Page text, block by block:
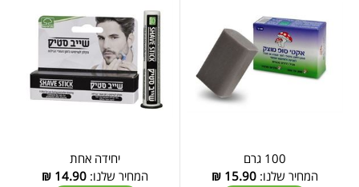
100 גרם
המחיר שלנו:15.90
₪
יחידה אחת
המחיר שלנו: 14.90
₪